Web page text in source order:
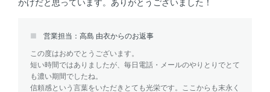
かげだと思っています。ありがとうございました！
営業担当：高島 由衣からのお返事
この度はおめでとうございます。
短い時間ではありましたが、毎日電話・メールのやりとりでとて
も濃い期間でしたね。
信頼感という言葉をいただきとても光栄です。ここからも末永く